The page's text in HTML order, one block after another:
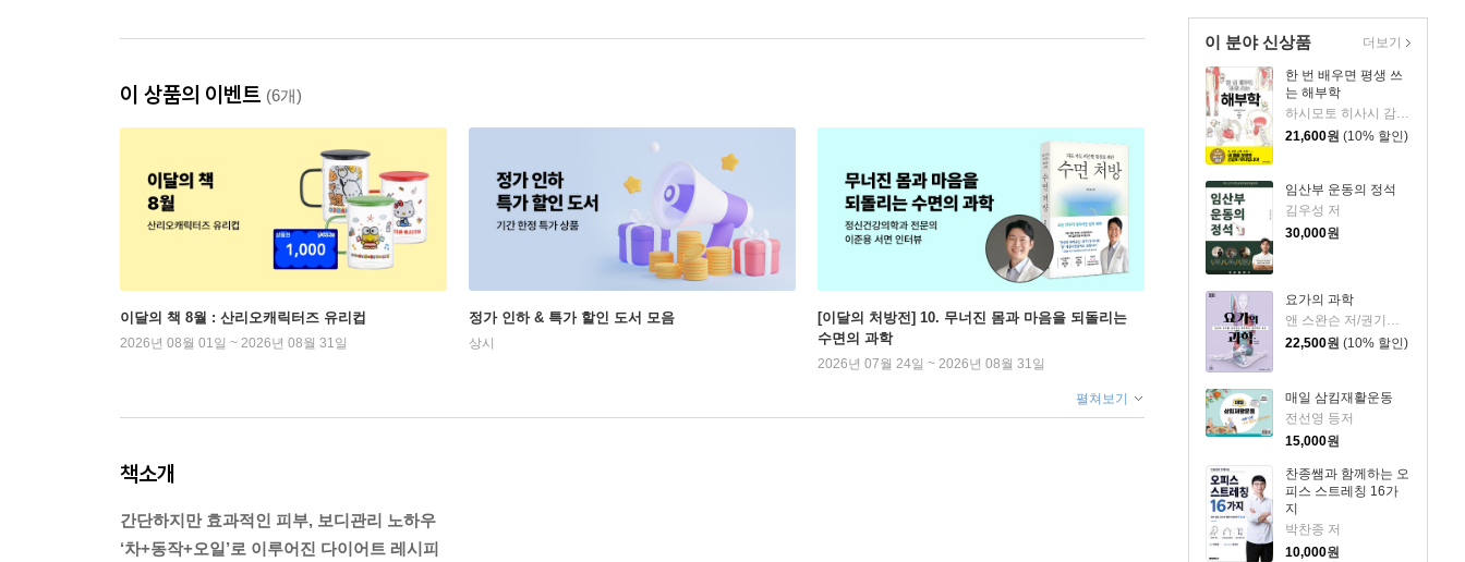
이 분야 신상품
한 번 배우면 평생 쓰
는 해부학
하시모토 히사시 감수/허영은 역
21,600원 (10% 할인)
임산부 운동의 정석
김우성 저
30,000원
요가의 과학
앤 스완슨 저/권기호 역
22,500원 (10% 할인)
매일 삼킴재활운동
전선영 등저
15,000원
찬종쌤과 함께하는 오
피스 스트레칭 16가
지
박찬종 저
10,000원
더보기
이 상품의 이벤트 (6개)
이달의 책 8월 : 산리오캐릭터즈 유리컵
2026년 08월 01일 ~ 2026년 08월 31일
정가 인하 & 특가 할인 도서 모음
상시
[이달의 처방전] 10. 무너진 몸과 마음을 되돌리는
수면의 과학
2026년 07월 24일 ~ 2026년 08월 31일
펼쳐보기
책소개
간단하지만 효과적인 피부, 보디관리 노하우
‘차+동작+오일’로 이루어진 다이어트 레시피